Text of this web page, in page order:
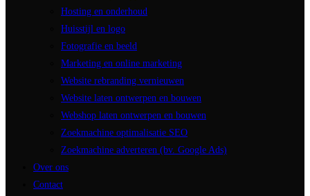
Hosting en onderhoud
Huisstijl en logo
Fotografie en beeld
Marketing en online marketing
Website rebranding vernieuwen
Website laten ontwerpen en bouwen
Webshop laten ontwerpen en bouwen
Zoekmachine optimalisatie SEO
Zoekmachine adverteren (bv. Google Ads)
Over ons
Contact